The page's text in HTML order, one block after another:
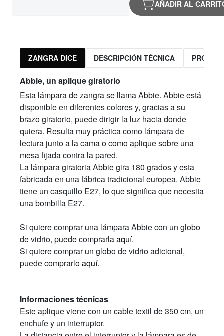
AÑADIR AL
ZANGRA DICE DESCRIPCIÓN TÉCNICA
Abbie, un aplique giratorio
Esta lámpara de zangra se llama Abbie. Abbie está
disponible en diferentes colores y, gracias a su
brazo giratorio, puede dirigir la luz hacia donde
quiera. Resulta muy práctica como lámpara de
lectura junto a la cama o como aplique sobre una
mesa fijada contra la pared.
La lámpara giratoria Abbie gira 180 grados y esta
fabricada en una fábrica tradicional europea. Abbie
tiene un casquillo E27, lo que significa que necesita
una bombilla E27.
Si quiere comprar una lámpara Abbie con un globo
de vidrio, puede comprarlaaquí.
Si quiere comprar un globo de vidrio adicional,
puede comprarloaquí.
Informaciones técnicas
Este aplique viene con un cable textil de 350 cm, un
enchufe y un interruptor.